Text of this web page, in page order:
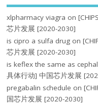
xlpharmacy viagra on
芯片发展 [2020-2030]
is cipro a sulfa drug on
芯片发展 [2020-2030]
is keflex the same as
具体行动] 中国芯片发展
pregabalin schedule on
国芯片发展 [2020-2030]